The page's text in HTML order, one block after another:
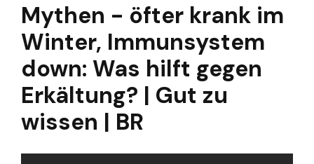
Mythen - öfter krank im
Winter, Immunsystem
down: Was hilft gegen
Erkältung? | Gut zu
wissen | BR